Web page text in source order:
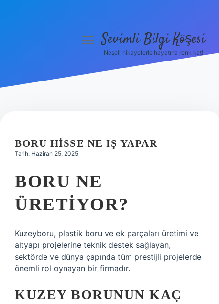
Hakkımızda
menüyüSevimli Bilgi Köşesi
Neşeli hikayelerle hayatına renk kat!
BORU HISSE NE IŞ YAPAR
Tarih: Haziran 25, 2025
BORU NE
ÜRETIYOR?
Kuzeyboru, plastik boru ve ek parçaları üretimi ve
altyapı projelerine teknik destek sağlayan,
sektörde ve dünya çapında tüm prestijli projelerde
önemli rol oynayan bir firmadır.
KUZEY BORUNUN KAÇ